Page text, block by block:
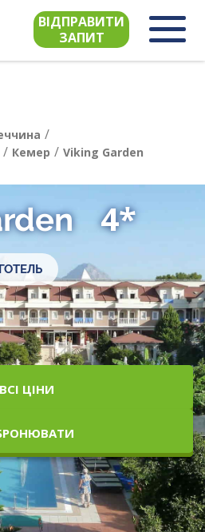
ВІДПРАВИТИ
ЗАПИТ
/
/ Кемер / Viking Garden
4*
ГОТЕЛЬ
ВСІ ЦІНИ